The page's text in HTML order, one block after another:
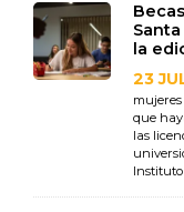
la
23
que
las
Instituto